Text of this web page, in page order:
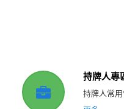
持牌人專
持牌人常